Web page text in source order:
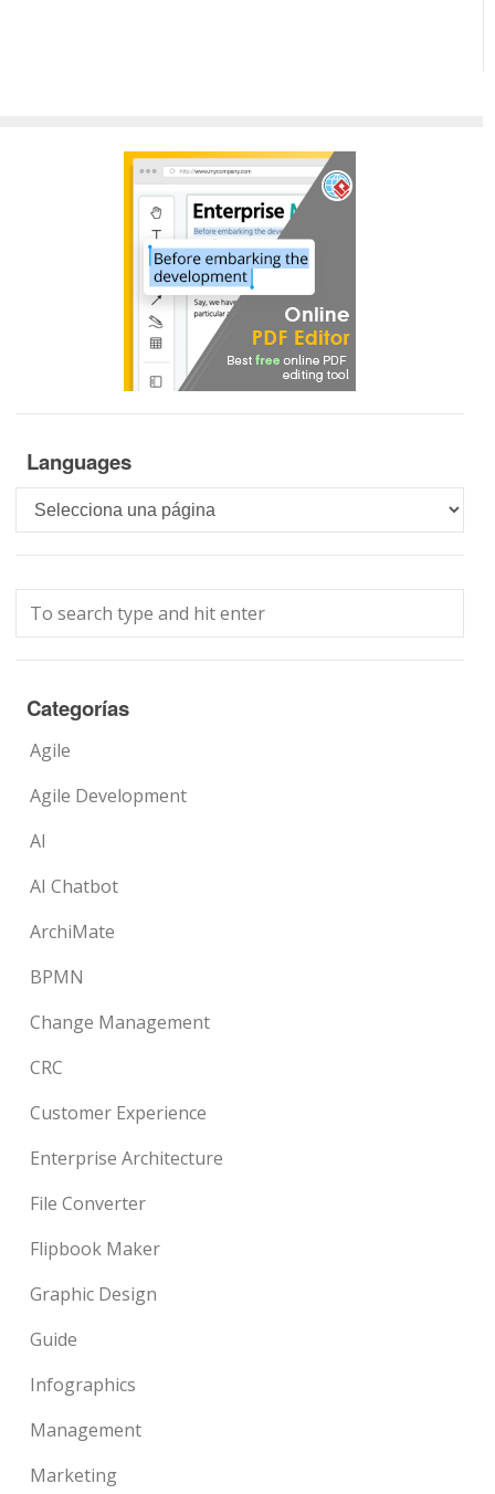
Languages
Languages
Categorías
Agile
Agile Development
AI
AI Chatbot
ArchiMate
BPMN
Change Management
CRC
Customer Experience
Enterprise Architecture
File Converter
Flipbook Maker
Graphic Design
Guide
Infographics
Management
Marketing